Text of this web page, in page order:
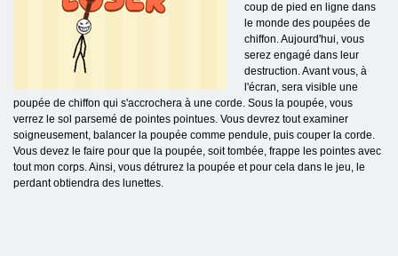
coup de pied en ligne dans
le monde des poupées de
chiffon. Aujourd'hui, vous
serez engagé dans leur
destruction. Avant vous, à
l'écran, sera visible une
poupée de chiffon qui s'accrochera à une corde. Sous la poupée, vous
verrez le sol parsemé de pointes pointues. Vous devrez tout examiner
soigneusement, balancer la poupée comme pendule, puis couper la corde.
Vous devez le faire pour que la poupée, soit tombée, frappe les pointes avec
tout mon corps. Ainsi, vous détrurez la poupée et pour cela dans le jeu, le
perdant obtiendra des lunettes.